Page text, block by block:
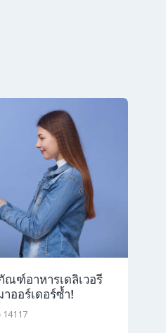
ณฑ์อาหารเดลิเวอรี
ออร์เดอร์ซ้ำ!
14117